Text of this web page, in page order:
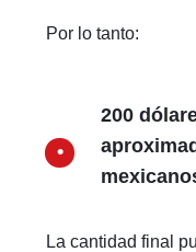
Por lo tanto:
200
La cantidad final